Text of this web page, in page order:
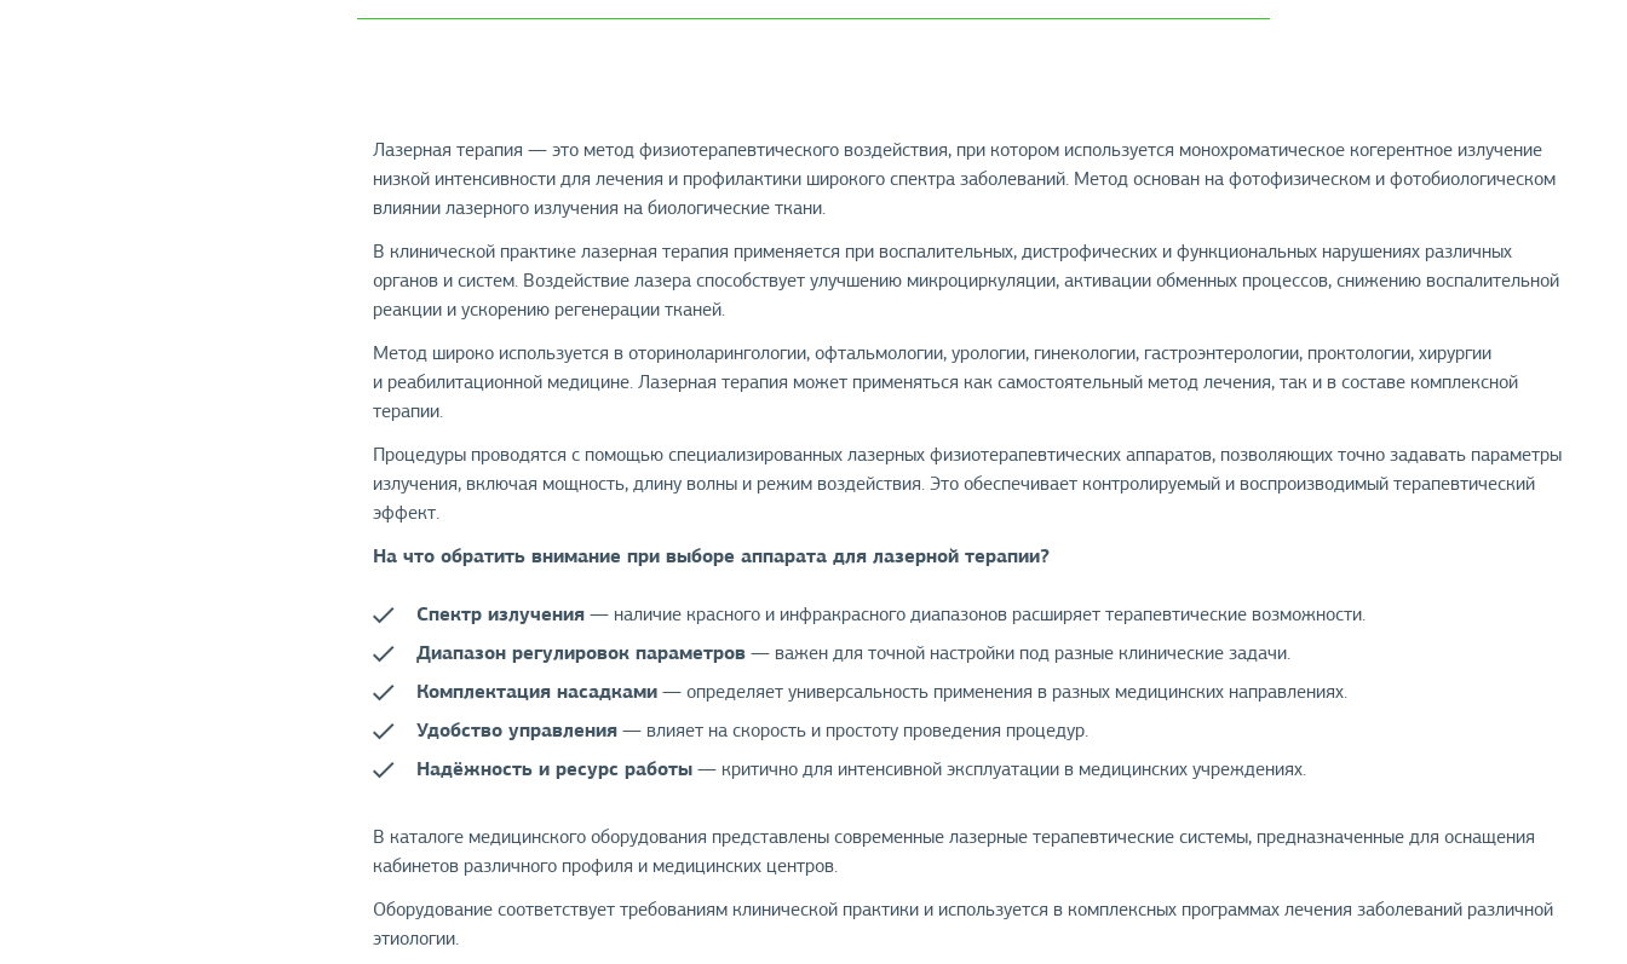
Лазерная терапия — это метод физиотерапевтического воздействия, при котором используется монохроматическое когерентное излучение
низкой интенсивности для лечения и профилактики широкого спектра заболеваний. Метод основан на фотофизическом и фотобиологическом
влиянии лазерного излучения на биологические ткани.
В клинической практике лазерная терапия применяется при воспалительных, дистрофических и функциональных нарушениях различных
органов и систем. Воздействие лазера способствует улучшению микроциркуляции, активации обменных процессов, снижению воспалительной
реакции и ускорению регенерации тканей.
Метод широко используется в оториноларингологии, офтальмологии, урологии, гинекологии, гастроэнтерологии, проктологии, хирургии
и реабилитационной медицине. Лазерная терапия может применяться как самостоятельный метод лечения, так и в составе комплексной
терапии.
Процедуры проводятся с помощью специализированных лазерных физиотерапевтических аппаратов, позволяющих точно задавать параметры
излучения, включая мощность, длину волны и режим воздействия. Это обеспечивает контролируемый и воспроизводимый терапевтический
эффект.
На что обратить внимание при выборе аппарата для лазерной терапии?
Спектр излучения — наличие красного и инфракрасного диапазонов расширяет терапевтические возможности.
Диапазон регулировок параметров — важен для точной настройки под разные клинические задачи.
Комплектация насадками — определяет универсальность применения в разных медицинских направлениях.
Удобство управления — влияет на скорость и простоту проведения процедур.
Надёжность и ресурс работы — критично для интенсивной эксплуатации в медицинских учреждениях.
В каталоге медицинского оборудования представлены современные лазерные терапевтические системы, предназначенные для оснащения
кабинетов различного профиля и медицинских центров.
Оборудование соответствует требованиям клинической практики и используется в комплексных программах лечения заболеваний различной
этиологии.